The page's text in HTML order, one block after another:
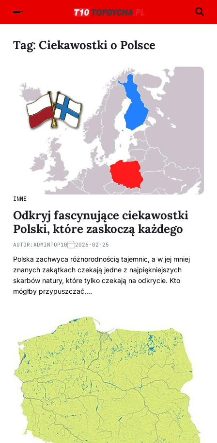
Tag: Ciekawostki o Polsce
INNE
Odkryj fascynujące ciekawostki
Polski, które zaskoczą każdego
AUTOR: ADMINTOP10 2026-02-25
Polska zachwyca różnorodnością tajemnic, a w jej mniej
znanych zakątkach czekają jedne z najpiękniejszych
skarbów natury, które tylko czekają na odkrycie. Kto
mógłby przypuszczać,…